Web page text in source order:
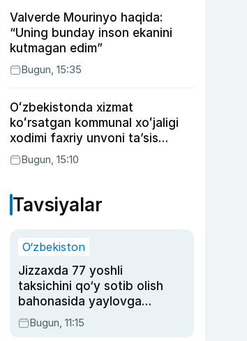
Valverde Mourinyo haqida:
“Uning bunday inson ekanini
kutmagan edim”
Bugun, 15:35
Oʻzbekistonda xizmat
koʻrsatgan kommunal xoʻjaligi
xodimi faxriy unvoni taʼsis
etilishi mumkin
Bugun, 15:10
Tavsiyalar
O‘zbekiston
Jizzaxda 77 yoshli
taksichini qo‘y sotib olish
bahonasida yaylovga
olib borib o‘ldirgan yigit
20 yilga qamaldi
Bugun, 11:15